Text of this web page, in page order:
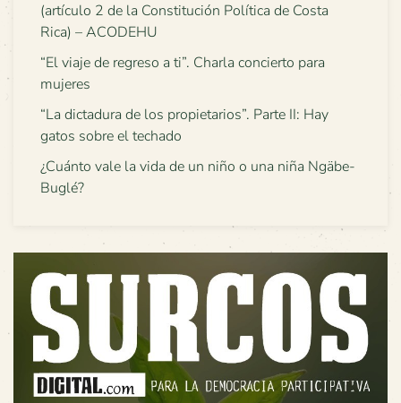
(artículo 2 de la Constitución Política de Costa
Rica) – ACODEHU
“El viaje de regreso a ti”. Charla concierto para
mujeres
“La dictadura de los propietarios”. Parte II: Hay
gatos sobre el techado
¿Cuánto vale la vida de un niño o una niña Ngäbe-
Buglé?